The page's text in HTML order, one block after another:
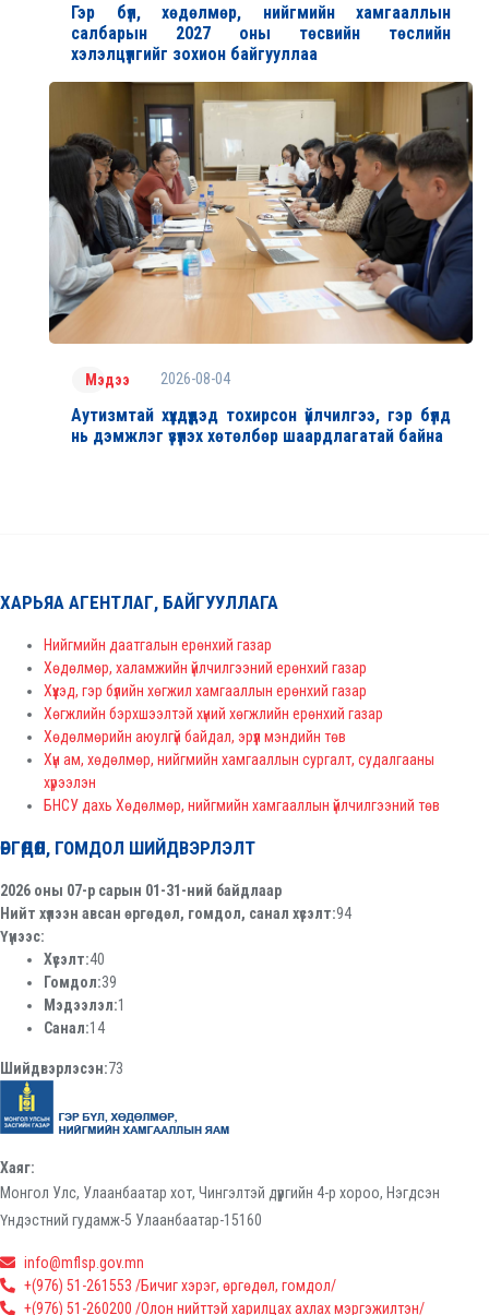
Гэр бүл, хөдөлмөр, нийгмийн хамгааллын
салбарын 2027 оны төсвийн төслийн
хэлэлцүүлгийг зохион байгууллаа
Мэдээ 2026-08-04
Аутизмтай хүүхдүүдэд тохирсон үйлчилгээ, гэр бүлд
нь дэмжлэг үзүүлэх хөтөлбөр шаардлагатай байна
ХАРЬЯА АГЕНТЛАГ, БАЙГУУЛЛАГА
Нийгмийн даатгалын ерөнхий газар
Хөдөлмөр, халамжийн үйлчилгээний ерөнхий газар
Хүүхэд, гэр бүлийн хөгжил хамгааллын ерөнхий газар
Хөгжлийн бэрхшээлтэй хүний хөгжлийн ерөнхий газар
Хөдөлмөрийн аюулгүй байдал, эрүүл мэндийн төв
Хүн ам, хөдөлмөр, нийгмийн хамгааллын сургалт, судалгааны
хүрээлэн
БНСУ дахь Хөдөлмөр, нийгмийн хамгааллын үйлчилгээний төв
ӨРГӨДӨЛ, ГОМДОЛ ШИЙДВЭРЛЭЛТ
2026 оны 07-р сарын 01-31-ний байдлаар
Нийт хүлээн авсан өргөдөл, гомдол, санал хүсэлт:94
Үүнээс:
Хүсэлт:40
Гомдол:39
Мэдээлэл:1
Санал:14
Шийдвэрлэсэн:73
Хаяг:
Монгол Улс, Улаанбаатар хот, Чингэлтэй дүүргийн 4-р хороо, Нэгдсэн
Үндэстний гудамж-5 Улаанбаатар-15160
info@mflsp.gov.mn
+(976) 51-261553 /Бичиг хэрэг, өргөдөл, гомдол/
+(976) 51-260200 /Олон нийттэй харилцах ахлах мэргэжилтэн/